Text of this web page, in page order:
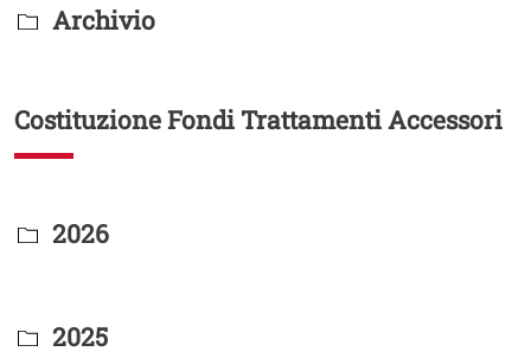
Titolo Documenti in cartella
Archivio
Costituzione Fondi Trattamenti Accessori
Titolo Documenti in cartella
2026
Titolo Documenti in cartella
2025